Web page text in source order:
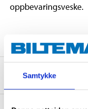
Samtykke
oppbevaringsveske.